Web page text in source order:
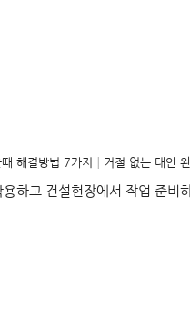
때 해결방법 7가지│거절 없는 대안 완